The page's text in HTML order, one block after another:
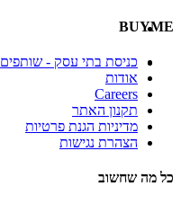
BUYME
כניסת בתי עסק - שותפים
אודות
Careers
תקנון האתר
מדיניות הגנת פרטיות
הצהרת נגישות
כל מה שחשוב